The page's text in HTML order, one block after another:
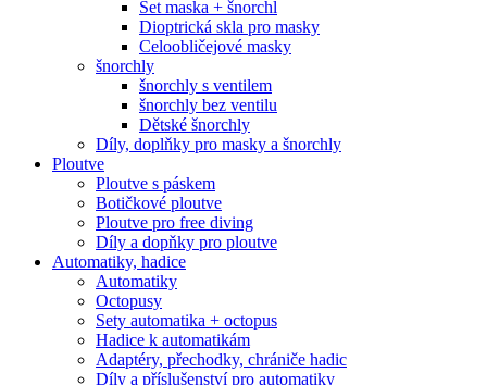
Set maska + šnorchl
Dioptrická skla pro masky
Celoobličejové masky
šnorchly
šnorchly s ventilem
šnorchly bez ventilu
Dětské šnorchly
Díly, doplňky pro masky a šnorchly
Ploutve
Ploutve s páskem
Botičkové ploutve
Ploutve pro free diving
Díly a dopňky pro ploutve
Automatiky, hadice
Automatiky
Octopusy
Sety automatika + octopus
Hadice k automatikám
Adaptéry, přechodky, chrániče hadic
Díly a příslušenství pro automatiky